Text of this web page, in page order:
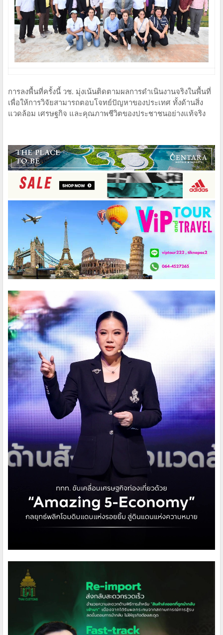
การลงพื้นที่ครั้งนี้ วช. มุ่งเน้นติดตามผลการดำเนินงานจริงในพื้นที่
เพื่อให้การวิจัยสามารถตอบโจทย์ปัญหาของประเทศ ทั้งด้านสิ่ง
แวดล้อม เศรษฐกิจ และคุณภาพชีวิตของประชาชนอย่างแท้จริง